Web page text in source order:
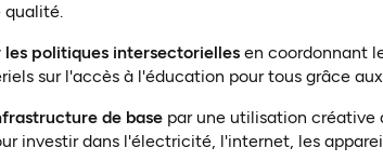
qualité.
les politiques intersectorielles en coordonnant
sur l'accès à l'éducation pour tous grâce
de base par une utilisation créative
investir dans l'électricité, l'internet, les